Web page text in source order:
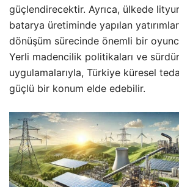
güçlendirecektir. Ayrıca, ülkede
batarya üretiminde yapılan
dönüşüm sürecinde önemli bir
Yerli madencilik politikaları ve
uygulamalarıyla, Türkiye küresel
güçlü bir konum elde edebilir.